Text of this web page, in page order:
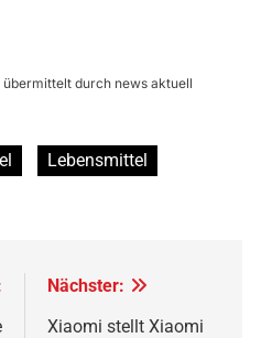
durch news aktuell
Lebensmittel
Nächster:
Xiaomi stellt Xiaomi